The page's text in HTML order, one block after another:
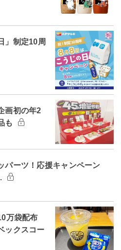
」制定10周
画初の年2
も
ーツ！応援キャンペーン
万袋配布
ックスコー